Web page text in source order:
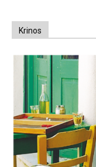
Krinos